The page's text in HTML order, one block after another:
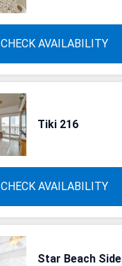
CHECK AVAILABILITY
Tiki 216
CHECK AVAILABILITY
Star Beach Side